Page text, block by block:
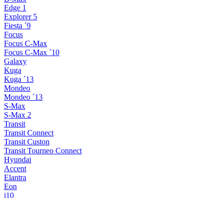
Edge 1
Explorer 5
Fiesta ´9
Focus
Focus C-Max
Focus C-Max ´10
Galaxy
Kuga
Kuga ´13
Mondeo
Mondeo ´13
S-Max
S-Max 2
Transit
Transit Connect
Transit Custon
Transit Tourneo Connect
Hyundai
Accent
Elantra
Eon
i10